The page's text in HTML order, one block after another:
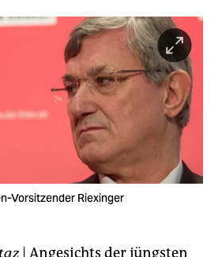
Vorsitzender Riexinger
| Angesichts der jüngsten